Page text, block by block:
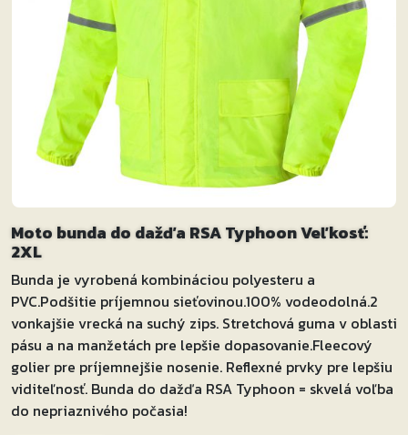
Moto bunda do dažďa RSA Typhoon Veľkosť:
2XL
Bunda je vyrobená kombináciou polyesteru a
PVC.Podšitie príjemnou sieťovinou.100% vodeodolná.2
vonkajšie vrecká na suchý zips. Stretchová guma v oblasti
pásu a na manžetách pre lepšie dopasovanie.Fleecový
golier pre príjemnejšie nosenie. Reflexné prvky pre lepšiu
viditeľnosť. Bunda do dažďa RSA Typhoon = skvelá voľba
do nepriaznivého počasia!